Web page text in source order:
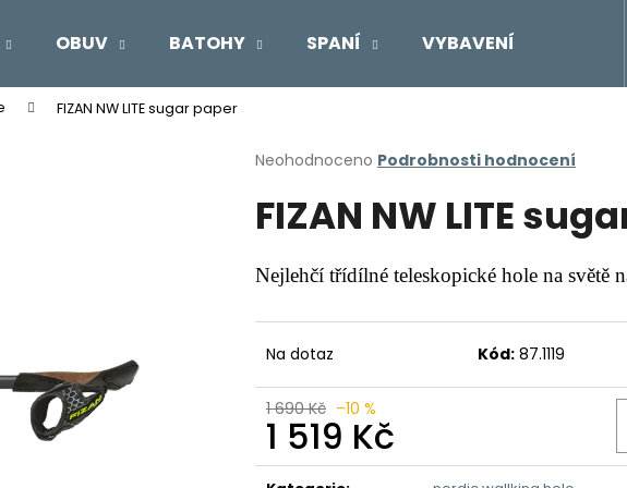
OBUV BATOHY SPANÍ VYBAVENÍ
FIZAN NW LITE sugar paper
Průměrné
produktu
je
z
5
Neohodnoceno Podrobnosti hodnocení
FIZAN NW LITE
Nejlehčí třídílné teleskopické hole na světě
Na dotaz Kód: 87.1119
1 690 Kč –10 %
1 519 Kč
Měrná
cena:
Co potřebujete najít?
HLEDAT